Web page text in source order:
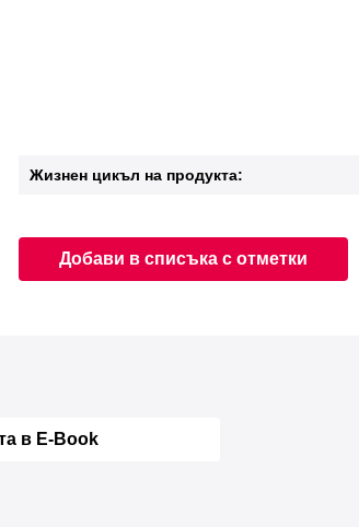
Жизнен цикъл на продукта:
Добави в списъка с отметки
в E-Book